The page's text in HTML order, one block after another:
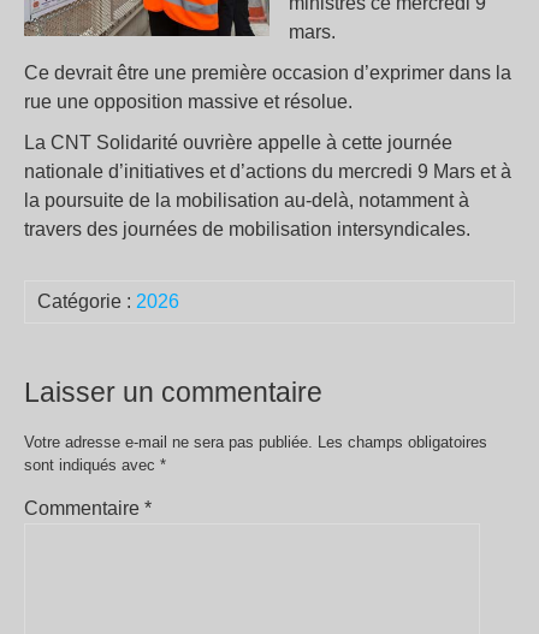
mars.
Ce devrait être une première occasion d’exprimer dans la
rue une opposition massive et résolue.
La CNT Solidarité ouvrière appelle à cette journée
nationale d’initiatives et d’actions du mercredi 9 Mars et à
la poursuite de la mobilisation au-delà, notamment à
travers des journées de mobilisation intersyndicales.
Catégorie : 2026
Laisser un commentaire
Votre adresse e-mail ne sera pas publiée. Les champs obligatoires
sont indiqués avec *
Commentaire *